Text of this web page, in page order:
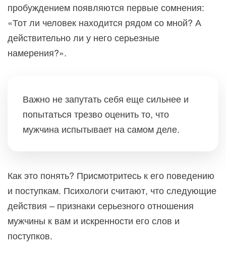
пробуждением появляются первые сомнения:
«Тот ли человек находится рядом со мной? А
действительно ли у него серьезные
намерения?».
Важно не запутать себя еще сильнее и
попытаться трезво оценить то, что
мужчина испытывает на самом деле.
Как это понять? Присмотритесь к его поведению
и поступкам. Психологи считают, что следующие
действия – признаки серьезного отношения
мужчины к вам и искренности его слов и
поступков.